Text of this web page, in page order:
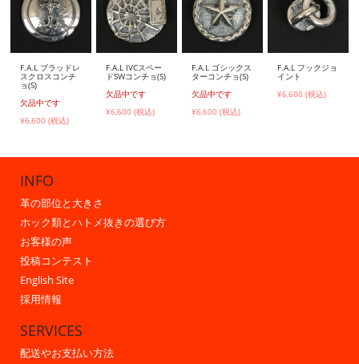
F.A.L ブラッドレ
スクロスコンチ
ョ(S)
欠品中です
¥6,600 (税込)
F.A.L IVCスペー
ドSWコンチョ(S)
欠品中です
¥6,600 (税込)
F.A.L ゴシックス
ターコンチョ(S)
欠品中です
¥6,600 (税込)
F.A.L フックジョ
イント
¥6,600 (税込)
INFO
革の部位と大きさ
ホック類とハトメ抜きの選び方
お客様の声
投稿コンテスト
English Site
採用情報
SERVICES
配送やお支払い方法